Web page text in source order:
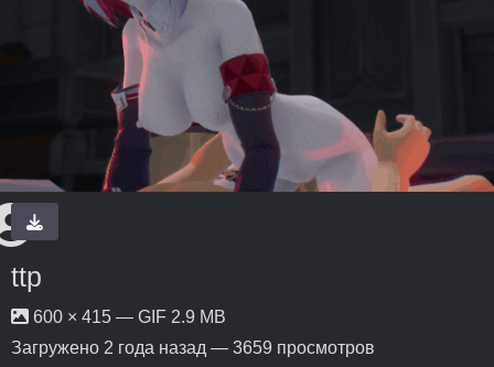
ttp
600 × 415 — GIF 2.9 MB
Загружено 2 года назад — 3659 просмотров